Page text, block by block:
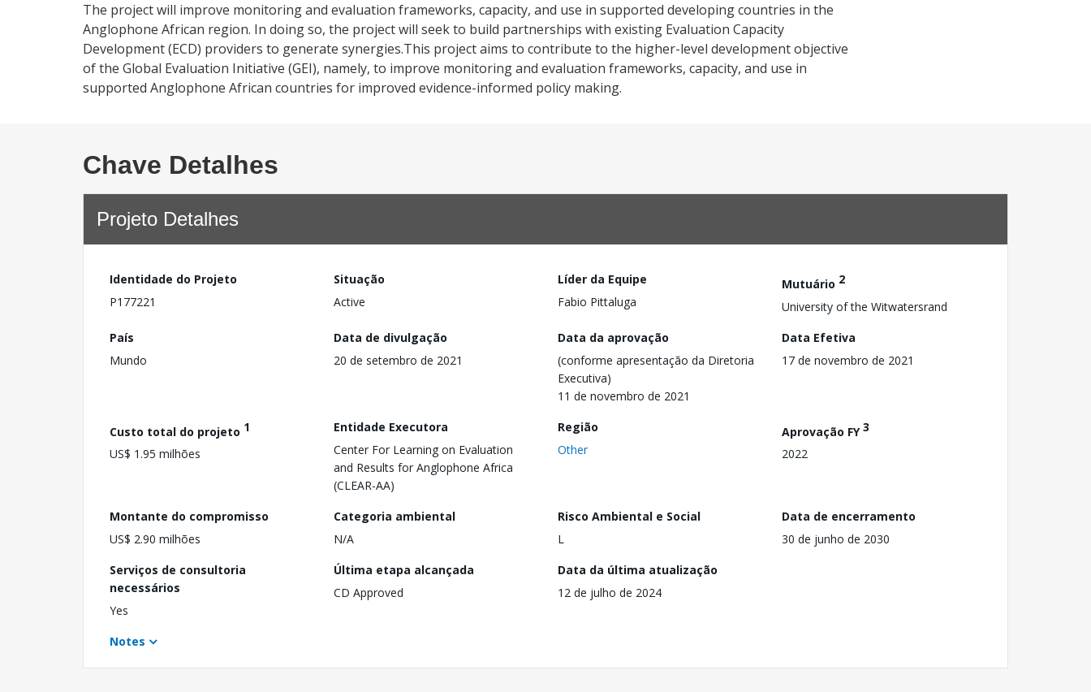
The project will improve monitoring and evaluation frameworks, capacity, and use in supported developing countries in the
Anglophone African region. In doing so, the project will seek to build partnerships with existing Evaluation Capacity
Development (ECD) providers to generate synergies.This project aims to contribute to the higher-level development objective
of the Global Evaluation Initiative (GEI), namely, to improve monitoring and evaluation frameworks, capacity, and use in
supported Anglophone African countries for improved evidence-informed policy making.
Chave Detalhes
Projeto Detalhes
Identidade do Projeto
P177221
Situação
Active
Líder da Equipe
Fabio Pittaluga
Mutuário 2
University of the Witwatersrand
País
Mundo
Data de divulgação
20 de setembro de 2021
Data da aprovação
(conforme apresentação da Diretoria
Executiva)
11 de novembro de 2021
Data Efetiva
17 de novembro de 2021
Custo total do projeto 1
US$ 1.95 milhões
Entidade Executora
Center For Learning on Evaluation
and Results for Anglophone Africa
(CLEAR-AA)
Região
Other
Aprovação FY3
2022
Montante do compromisso
US$ 2.90 milhões
Categoria ambiental
N/A
Risco Ambiental e Social
L
Data de encerramento
30 de junho de 2030
Serviços de consultoria
necessários
Yes
Última etapa alcançada
CD Approved
Data da última atualização
12 de julho de 2024
Notes